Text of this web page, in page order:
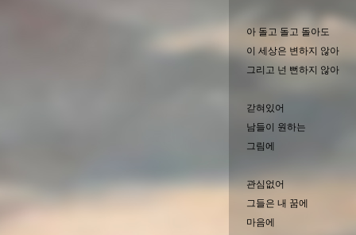
아 돌고 돌고 돌아도
이 세상은 변하지 않아
그리고 넌 뻔하지 않아
갇혀있어
남들이 원하는
그림에
관심없어
그들은 내 꿈에
마음에